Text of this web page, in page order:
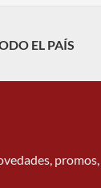
EL PAÍS
promos,